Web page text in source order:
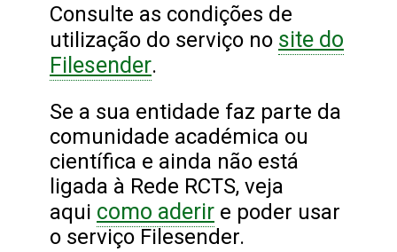
Consulte as condições de
utilização do serviço no site do
Filesender.
Se a sua entidade faz parte da
comunidade académica ou
científica e ainda não está
ligada à Rede RCTS, veja
aqui como aderir e poder usar
o serviço Filesender.